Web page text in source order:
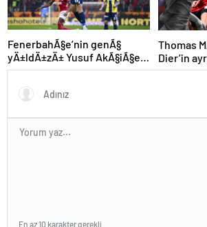
FenerbahÃ§e’nin genÃ§
yÄ±ldÄ±zÄ± Yusuf AkÃ§iÃ§ek
kariyerine Avrupa’da devam
Thomas
Dier’in
sonrasÄ±
En az 10 karakter gerekli